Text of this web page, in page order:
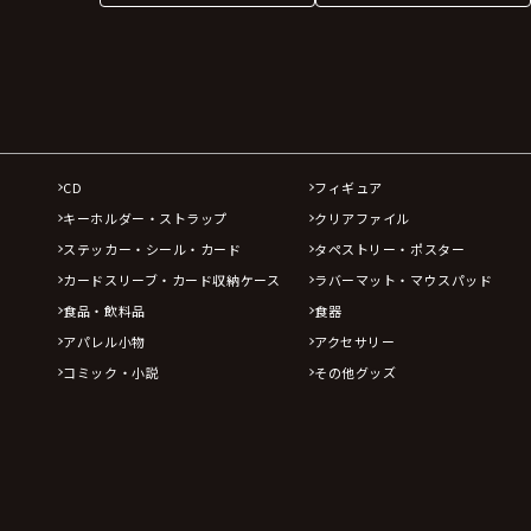
CD
フィギュア
キーホルダー・ストラップ
クリアファイル
ステッカー・シール・カード
タペストリー・ポスター
カードスリーブ・カード収納ケース
ラバーマット・マウスパッド
食品・飲料品
食器
アパレル小物
アクセサリー
コミック・小説
その他グッズ